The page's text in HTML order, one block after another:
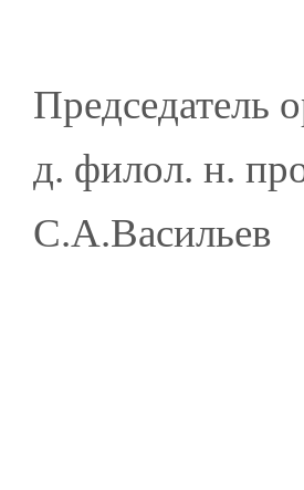
Председатель
д. филол. н.
С.А.Васильев